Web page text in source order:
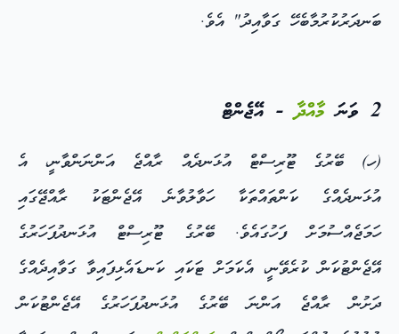
ބަނދަރުކުރުމާބެހޭ ގަވާއިދު" އެވެ.
2 ވަނަ މާއްދާ- އޭޖެންޓް
(ހ) ބޭރުގެ ޓޫރިސްޓް އުޅަނދެއް ރާއްޖެ އަންނަންވާނީ، އެ
އުޅަނދެއްގެ ކަންތައްތަކާ ހަވާލުވާނެ އޭޖެންޓަކު ރާއްޖޭގައި
ހަމަޖެއްސުމަށް ފަހުގައެވެ. ބޭރުގެ ޓޫރިސްޓް އުޅަނދުފަހަރުގެ
އޭޖެންޓުކަން ކުރެވޭނީ، އެކަމަށް ޓަކައި ކަނޑައެޅިފައިވާ ގަވާއިދެއްގެ
ދަށުން ރާއްޖެ އަންނަ ބޭރުގެ އުޅަނދުފަހަރުގެ އޭޖެންޓުކަން